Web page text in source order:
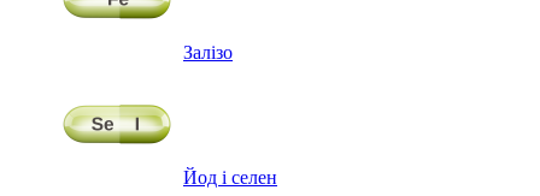
Залізо
Йод і селен